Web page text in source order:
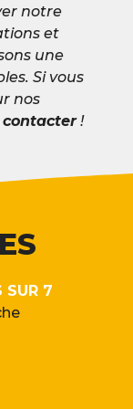
notre
et
une
Si vous
nos
contacter!
SUR 7